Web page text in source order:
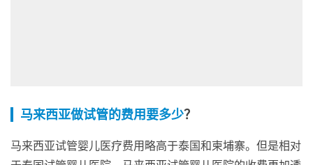
马来西亚做试管的费用要多少？
马来西亚试管婴儿医疗费用略高于泰国和柬埔寨。但是相对